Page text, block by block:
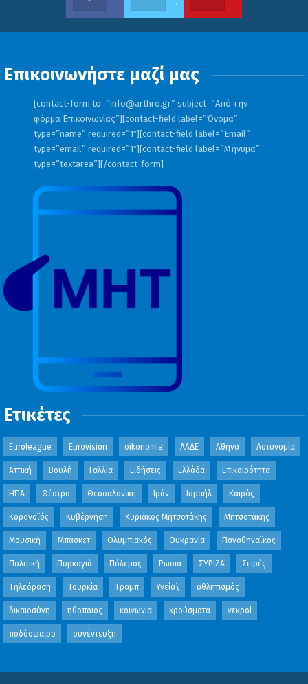
Επικοινωνήστε μαζί μας
[contact-form to=”info@arthro.gr” subject=”Από την
φόρμα Επικοινωνίας”][contact-field label=”Όνομα”
type=”name” required=”1″][contact-field label=”Email”
type=”email” required=”1″][contact-field label=”Μήνυμα”
type=”textarea”][/contact-form]
Ετικέτες
Euroleague Eurovision oikonomia ΑΑΔΕ Αθήνα Αστυνομία
Αττική Βουλή Γαλλία Ειδήσεις Ελλάδα Επικαιρότητα
ΗΠΑ Θέατρο Θεσσαλονίκη Ιράν Ισραήλ Καιρός
Κορονοϊός Κυβέρνηση Κυριάκος Μητσοτάκης Μητσοτάκης
Μουσική Μπάσκετ Ολυμπιακός Ουκρανία Παναθηναϊκός
Πολιτική Πυρκαγιά Πόλεμος Ρωσια ΣΥΡΙΖΑ Σειρές
Τηλεόραση Τουρκία Τραμπ Υγεία\ αθλητισμός
δικαιοσύνη ηθοποιός κοινωνια κρούσματα νεκροί
ποδόσφαιρο συνέντευξη